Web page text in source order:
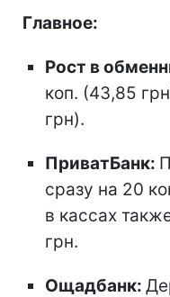
Главное:
Рост в
коп. (43,85
грн).
ПриватБанк:
сразу на 20
в кассах
грн.
Ощадбанк: